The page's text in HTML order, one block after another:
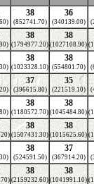
38
(852741.70)
36
(340139.00)
38
(1794977.20)
38
(1027108.90)
38
(1023328.10)
38
(554801.70)
37
(396615.80)
35
(221519.10)
38
(1180572.70)
38
(1045484.80)
38
(1507431.30)
38
(1015625.60)
38
(524591.50)
37
(367914.20)
38
(2159232.60)
38
(1041991.10)